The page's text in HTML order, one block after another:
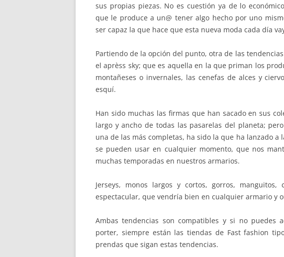
sus propias piezas. No es cuestión ya de lo
que le produce a un@ tener algo hecho por uno
ser capaz la que hace que esta nueva moda cada día
Partiendo de la opción del punto, otra de las
el aprèss sky; que es aquella en la que priman los
montañeses o invernales, las cenefas de alces y
esquí.
Han sido muchas las firmas que han sacado en sus
largo y ancho de todas las pasarelas del planeta;
una de las más completas, ha sido la que ha lanzado a
se pueden usar en cualquier momento, que nos
muchas temporadas en nuestros armarios.
Jerseys, monos largos y cortos, gorros,
espectacular, que vendría bien en cualquier armario y
Ambas tendencias son compatibles y si no puedes
porter, siempre están las tiendas de Fast fashion
prendas que sigan estas tendencias.